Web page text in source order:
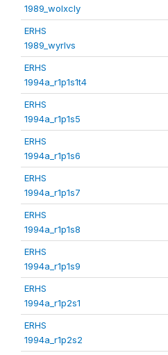
1989_wolxcly
ERHS
1989_wyrlvs
ERHS
1994a_r1p1s1t4
ERHS
1994a_r1p1s5
ERHS
1994a_r1p1s6
ERHS
1994a_r1p1s7
ERHS
1994a_r1p1s8
ERHS
1994a_r1p1s9
ERHS
1994a_r1p2s1
ERHS
1994a_r1p2s2